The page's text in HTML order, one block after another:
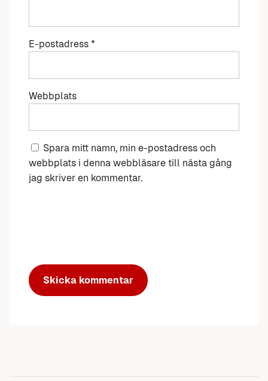
E-postadress *
Webbplats
Spara mitt namn, min e-postadress och
webbplats i denna webbläsare till nästa gång
jag skriver en kommentar.